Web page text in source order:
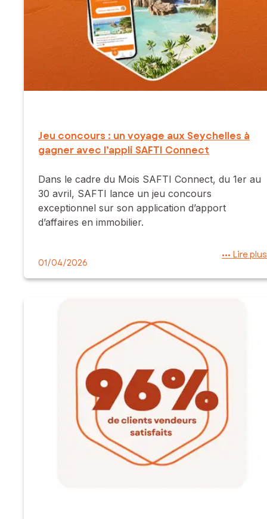
Jeu concours : un voyage aux Seychelles à
gagner avec l’appli SAFTI Connect
Dans le cadre du Mois SAFTI Connect, du 1er au
30 avril, SAFTI lance un jeu concours
exceptionnel sur son application d’apport
d’affaires en immobilier.
01/04/2026
••• Lire plus